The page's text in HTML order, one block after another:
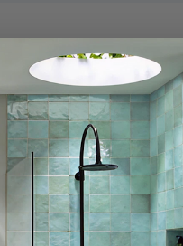
-3%